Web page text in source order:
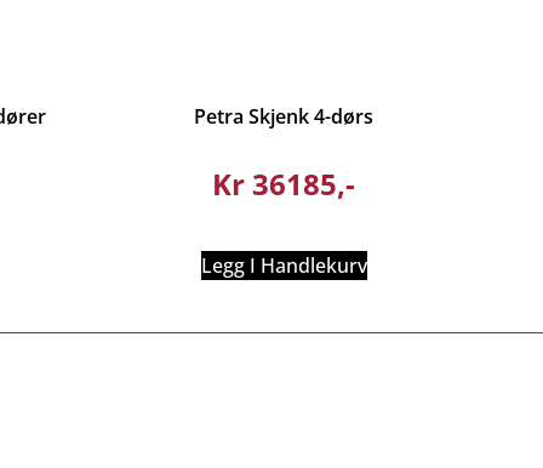
Petra Skjenk 4-dørs
Kr 36185
Legg I Handlekurv